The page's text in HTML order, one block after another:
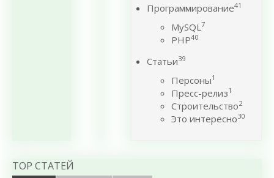
Программирование41
MySQL7
PHP40
Статьи39
Персоны1
Пресс-релиз1
Строительство2
Это интересно30
TOP СТАТЕЙ